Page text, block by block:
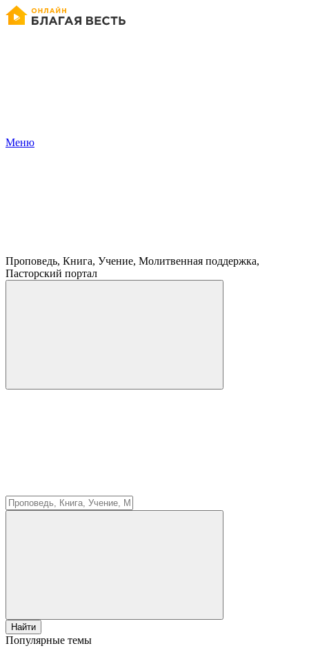
Меню
Проповедь, Книга, Учение, Молитвенная поддержка,
Пасторский портал
Найти
Популярные темы